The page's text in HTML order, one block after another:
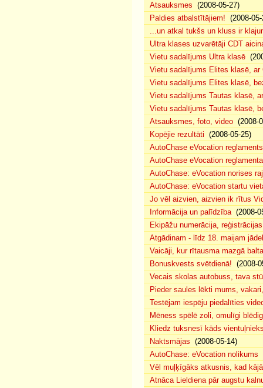
Atsauksmes (2008-05-27)
Paldies atbalstītājiem! (2008-
...un atkal tukšs un kluss ir
Ultra klases uzvarētāji CDT
Vietu sadalījums Ultra klasē
Vietu sadalījums Elites klasē, ar
Vietu sadalījums Elites klasē,
Vietu sadalījums Tautas klasē,
Vietu sadalījums Tautas klasē,
Atsauksmes, foto, video (2008-
Kopējie rezultāti (2008-05-25)
AutoChase eVocation reglaments
AutoChase eVocation
AutoChase: eVocation norises
AutoChase: eVocation startu
Jo vēl aizvien, aizvien ik rītus
Informācija un palīdzība(2008-
Ekipāžu numerācija,
Atgādinam - līdz 18. maijam
Vaicāji, kur rītausma mazgā
Bonuskvests svētdienā! (2008-
Vecais skolas autobuss, tava
Pieder saules lēkti mums,
Testējam iespēju piedalīties
Mēness spēlē zoli, omulīgi
Kliedz tuksnesī kāds
Naktsmājas (2008-05-14)
AutoChase: eVocation nolikums
Vēl muļķīgāks atkusnis, kad
Atnāca Lieldiena pār augstu